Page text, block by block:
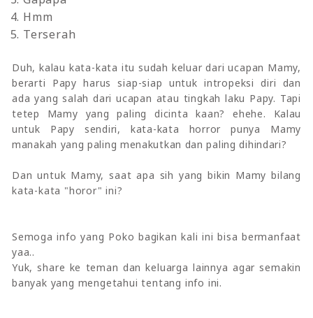
Hmm
Terserah
Duh, kalau kata-kata itu sudah keluar dari ucapan Mamy,
berarti Papy harus siap-siap untuk intropeksi diri dan
ada yang salah dari ucapan atau tingkah laku Papy. Tapi
tetep Mamy yang paling dicinta kaan? ehehe. Kalau
untuk Papy sendiri, kata-kata horror punya Mamy
manakah yang paling menakutkan dan paling dihindari?
Dan untuk Mamy, saat apa sih yang bikin Mamy bilang
kata-kata "horor" ini?
Semoga info yang Poko bagikan kali ini bisa bermanfaat
yaa..
Yuk, share ke teman dan keluarga lainnya agar semakin
banyak yang mengetahui tentang info ini.